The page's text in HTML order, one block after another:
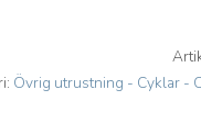
Övrig utrustning - Cyklar -